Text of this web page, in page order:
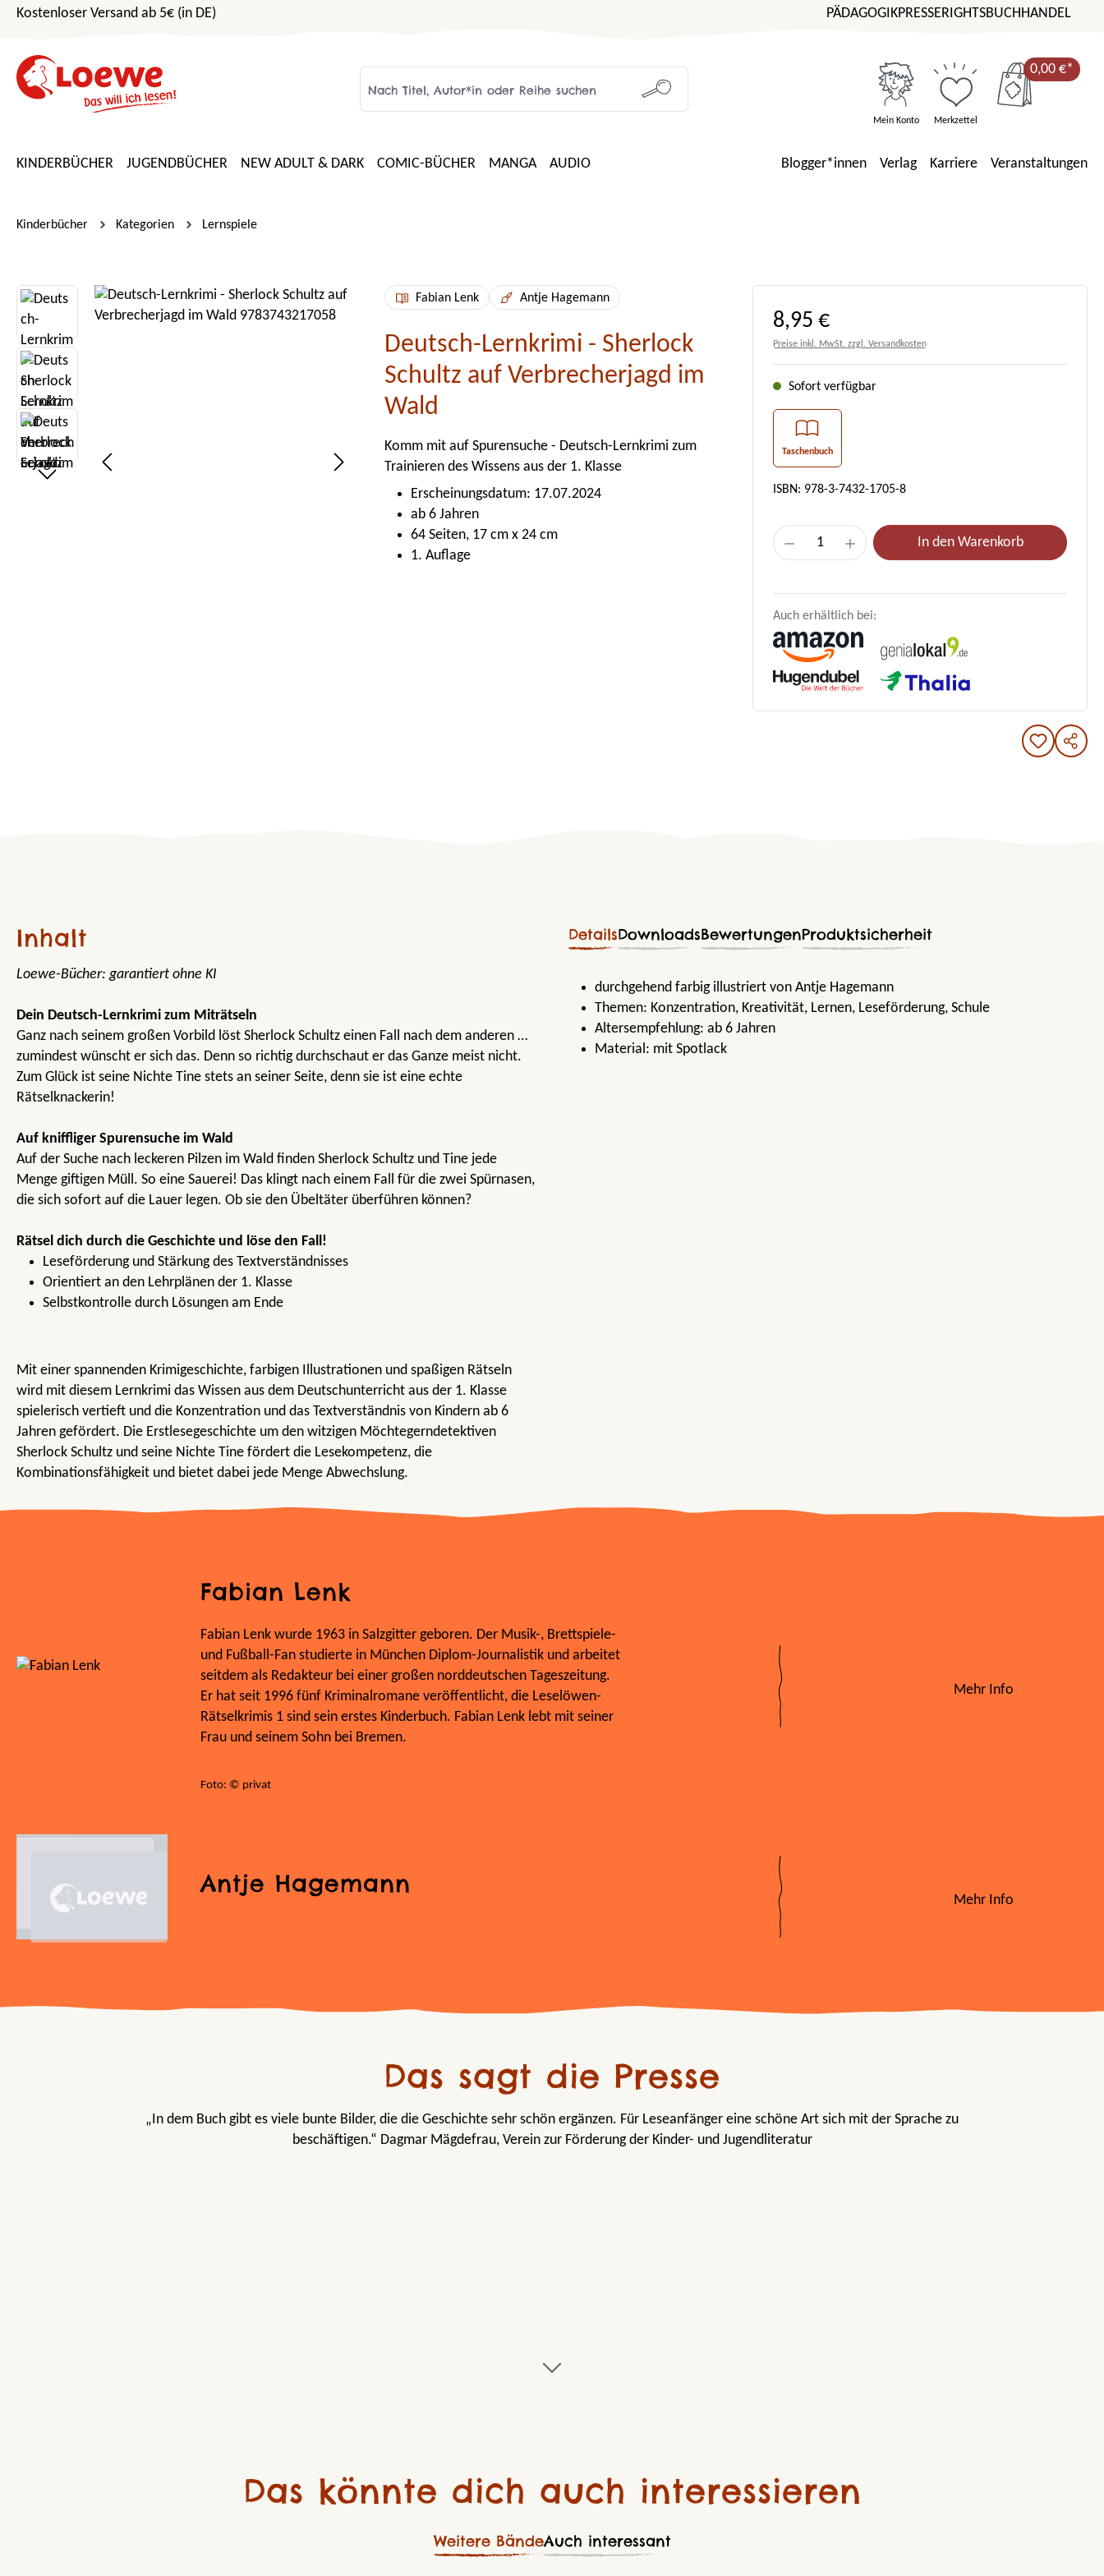
Hauptinhalt springen
Zur Suche springen
Zur Hauptnavigation springen
Kostenloser Versand ab 5€ (in DE) PÄDAGOGIKPRESSERIGHTSBUCHHANDEL
Mein Konto Merkzettel
0,00 €*
KINDERBÜCHER JUGENDBÜCHER NEW ADULT & DARK COMIC-BÜCHER MANGA AUDIO Blogger*innen Verlag Karriere Veranstaltungen
Kinderbücher Kategorien Lernspiele
Bildergalerie überspringen Fabian Lenk Antje Hagemann
Deutsch-Lernkrimi - Sherlock
Schultz auf Verbrecherjagd im
Wald
Komm mit auf Spurensuche - Deutsch-Lernkrimi zum
Trainieren des Wissens aus der 1. Klasse
Erscheinungsdatum: 17.07.2024
ab 6 Jahren
64 Seiten, 17 cm x 24 cm
1. Auflage
Regulärer Preis:
8,95 €
Preise inkl. MwSt. zzgl. Versandkosten
Sofort verfügbar
Taschenbuch
ISBN: 978-3-7432-1705-8
Produkt Anzahl: Gib den gewünschten
In den Warenkorb
Auch erhältlich bei:
Inhalt
Loewe-Bücher: garantiert ohne KI
Dein Deutsch-Lernkrimi zum Miträtseln
Ganz nach seinem großen Vorbild löst Sherlock Schultz einen Fall nach dem anderen …
zumindest wünscht er sich das. Denn so richtig durchschaut er das Ganze meist nicht.
Zum Glück ist seine Nichte Tine stets an seiner Seite, denn sie ist eine echte
Rätselknackerin!
Auf kniffliger Spurensuche im Wald
Auf der Suche nach leckeren Pilzen im Wald finden Sherlock Schultz und Tine jede
Menge giftigen Müll. So eine Sauerei! Das klingt nach einem Fall für die zwei Spürnasen,
die sich sofort auf die Lauer legen. Ob sie den Übeltäter überführen können?
Rätsel dich durch die Geschichte und löse den Fall!
Leseförderung und Stärkung des Textverständnisses
Orientiert an den Lehrplänen der 1. Klasse
Selbstkontrolle durch Lösungen am Ende
Mit einer spannenden Krimigeschichte, farbigen Illustrationen und spaßigen Rätseln
wird mit diesem Lernkrimi das Wissen aus dem Deutschunterricht aus der 1. Klasse
spielerisch vertieft und die Konzentration und das Textverständnis von Kindern ab 6
Jahren gefördert. Die Erstlesegeschichte um den witzigen Möchtegerndetektiven
Sherlock Schultz und seine Nichte Tine fördert die Lesekompetenz, die
Kombinationsfähigkeit und bietet dabei jede Menge Abwechslung.
DetailsDownloadsBewertungenProduktsicherheit
durchgehend farbig illustriert von Antje Hagemann
Themen: Konzentration, Kreativität, Lernen, Leseförderung, Schule
Altersempfehlung: ab 6 Jahren
Material: mit Spotlack
Fabian Lenk
Fabian Lenk wurde 1963 in Salzgitter geboren. Der Musik-, Brettspiele-
und Fußball-Fan studierte in München Diplom-Journalistik und arbeitet
seitdem als Redakteur bei einer großen norddeutschen Tageszeitung.
Er hat seit 1996 fünf Kriminalromane veröffentlicht, die Leselöwen-
Rätselkrimis 1 sind sein erstes Kinderbuch. Fabian Lenk lebt mit seiner
Frau und seinem Sohn bei Bremen.
Foto: © privat
Mehr Info
Antje Hagemann
Mehr Info
Das sagt die Presse
„In dem Buch gibt es viele bunte Bilder, die die Geschichte sehr schön ergänzen. Für Leseanfänger eine schöne Art sich mit der Sprache zu
beschäftigen.“ Dagmar Mägdefrau, Verein zur Förderung der Kinder- und Jugendliteratur
Das könnte dich auch interessieren
Weitere BändeAuch interessant